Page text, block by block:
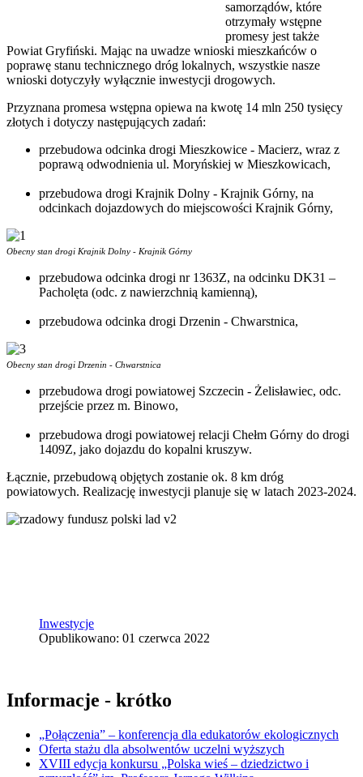
samorządów, które
otrzymały wstępne
promesy jest także
Powiat Gryfiński. Mając na uwadze wnioski mieszkańców o
poprawę stanu technicznego dróg lokalnych, wszystkie nasze
wnioski dotyczyły wyłącznie inwestycji drogowych.
Przyznana promesa wstępna opiewa na kwotę 14 mln 250 tysięcy
złotych i dotyczy następujących zadań:
przebudowa odcinka drogi Mieszkowice - Macierz, wraz z
poprawą odwodnienia ul. Moryńskiej w Mieszkowicach,
przebudowa drogi Krajnik Dolny - Krajnik Górny, na
odcinkach dojazdowych do miejscowości Krajnik Górny,
Obecny stan drogi Krajnik Dolny - Krajnik Górny
przebudowa odcinka drogi nr 1363Z, na odcinku DK31 –
Pacholęta (odc. z nawierzchnią kamienną),
przebudowa odcinka drogi Drzenin - Chwarstnica,
Obecny stan drogi Drzenin - Chwarstnica
przebudowa drogi powiatowej Szczecin - Żelisławiec, odc.
przejście przez m. Binowo,
przebudowa drogi powiatowej relacji Chełm Górny do drogi
1409Z, jako dojazdu do kopalni kruszyw.
Łącznie, przebudową objętych zostanie ok. 8 km dróg
powiatowych. Realizację inwestycji planuje się w latach 2023-2024.
Inwestycje
Opublikowano: 01 czerwca 2022
Informacje - krótko
„Połączenia” – konferencja dla edukatorów ekologicznych
Oferta stażu dla absolwentów uczelni wyższych
XVIII edycja konkursu „Polska wieś – dziedzictwo i